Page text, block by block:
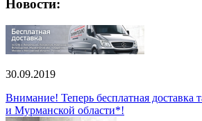
Новости:
30.09.2019
Внимание! Теперь бесплатная
и Мурманской области*!